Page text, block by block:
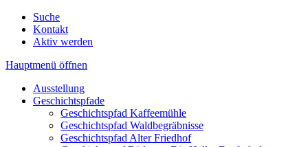
Suche
Kontakt
Aktiv werden
Hauptmenü öffnen
Ausstellung
Geschichtspfade
Geschichtspfad Kaffeemühle
Geschichtspfad Waldbegräbnisse
Geschichtspfad Alter Friedhof